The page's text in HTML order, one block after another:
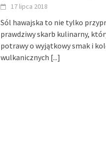
17 lipca 2018
Sól hawajska to nie tylko
prawdziwy skarb kulinarny,
potrawy o wyjątkowy smak i
wulkanicznych [...]